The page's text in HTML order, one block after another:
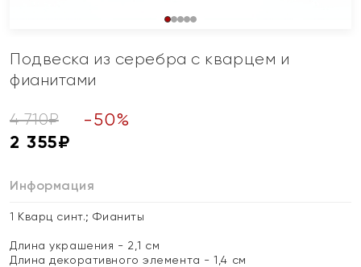
Подвеска из серебра с кварцем и
фианитами
4 710₽ -50%
2 355₽
Информация
1 Кварц синт.; Фианиты
Длина украшения - 2,1 см
Длина декоративного элемента - 1,4 см